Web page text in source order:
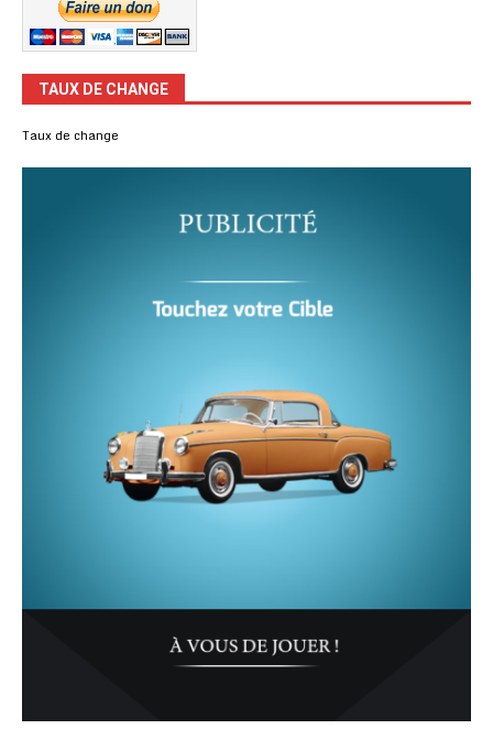
TAUX DE CHANGE
Taux de change